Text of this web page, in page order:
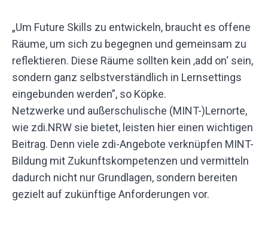
„Um Future Skills zu entwickeln, braucht es offene
Räume, um sich zu begegnen und gemeinsam zu
reflektieren. Diese Räume sollten kein ‚add on‘ sein,
sondern ganz selbstverständlich in Lernsettings
eingebunden werden”, so Köpke.
Netzwerke und außerschulische (MINT-)Lernorte,
wie zdi.NRW sie bietet, leisten hier einen wichtigen
Beitrag. Denn viele zdi-Angebote verknüpfen MINT-
Bildung mit Zukunftskompetenzen und vermitteln
dadurch nicht nur Grundlagen, sondern bereiten
gezielt auf zukünftige Anforderungen vor.